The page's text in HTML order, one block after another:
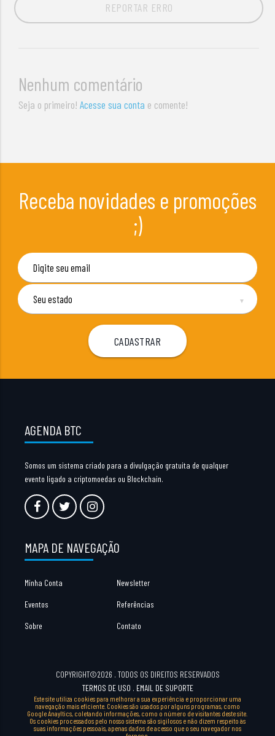
REPORTAR ERRO
Nenhum comentário
Seja o primeiro!Acesse sua conta e comente!
Receba novidades e promoções
;)
▼
AGENDA BTC
Somos um sistema criado para a divulgação gratuita de qualquer
evento ligado a criptomoedas ou Blockchain.
MAPA DE NAVEGAÇÃO
Minha Conta Newsletter
Eventos Referências
Sobre Contato
COPYRIGHT©2026 . TODOS OS DIREITOS RESERVADOS
TERMOS DE USO . EMAIL DE SUPORTE
Este site utiliza cookies para melhorar a sua experiência e proporcionar uma
navegação mais eficiente. Cookies são usados por alguns programas, como
Google Anayltics, coletando informações, como o número de visitantes deste site.
Os cookies processados pelo nosso sistema são sigilosos e não dizem respeito às
suas informações pessoais, apenas dados de acesso que o seu navegador nos